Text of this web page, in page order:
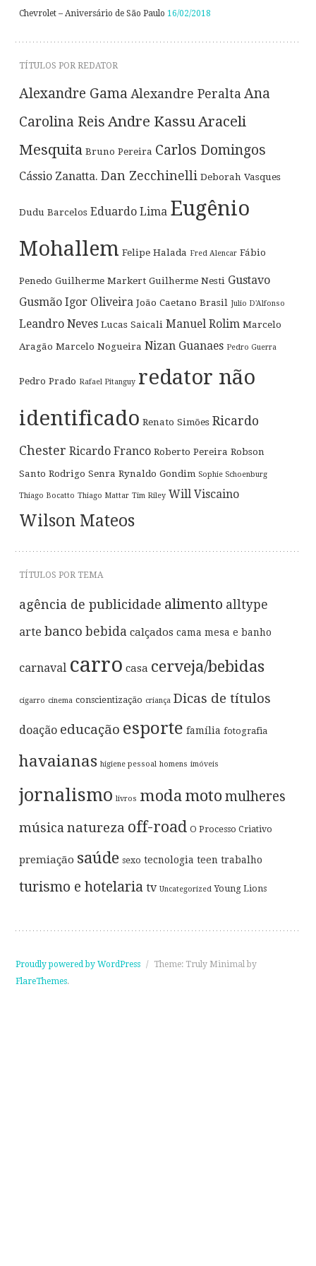
Chevrolet – Aniversário de São Paulo 16/02/2018
TÍTULOS POR REDATOR
Alexandre Gama Alexandre Peralta Ana
Carolina Reis Andre Kassu Araceli
Mesquita Bruno Pereira Carlos Domingos
Cássio Zanatta. Dan Zecchinelli Deborah Vasques
Dudu Barcelos Eduardo Lima Eugênio
Mohallem Felipe Halada Fred Alencar Fábio
Penedo Guilherme Markert Guilherme Nesti Gustavo
Gusmão Igor Oliveira João Caetano Brasil Julio D'Alfonso
Leandro Neves Lucas Saicali Manuel Rolim Marcelo
Aragão Marcelo Nogueira Nizan Guanaes Pedro Guerra
Pedro Prado Rafael Pitanguy redator não
identificado Renato Simões Ricardo
Chester Ricardo Franco Roberto Pereira Robson
Santo Rodrigo Senra Rynaldo Gondim Sophie Schoenburg
Thiago Bocatto Thiago Mattar Tim Riley Will Viscaino
Wilson Mateos
TÍTULOS POR TEMA
agência de publicidade alimento alltype
arte banco bebida calçados cama mesa e banho
carnaval carro casa cerveja/bebidas
cigarro cinema conscientização criança Dicas de títulos
doação educação esporte família fotografia
havaianas higiene pessoal homens imóveis
jornalismo livros moda moto mulheres
música natureza off-road O Processo Criativo
premiação saúde sexo tecnologia teen trabalho
turismo e hotelaria tv Uncategorized Young Lions
Proudly powered by WordPress / Theme: Truly Minimal by
FlareThemes.